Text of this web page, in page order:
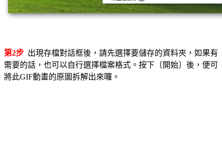
第2步 出現存檔對話框後，請先選擇要儲存的資料夾，如果有
需要的話，也可以自行選擇檔案格式。按下〔開始〕後，便可
將此GIF動畫的原圖拆解出來囉。